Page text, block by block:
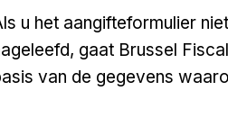
u het aangifteformulier
gaat Brussel
van de gegevens